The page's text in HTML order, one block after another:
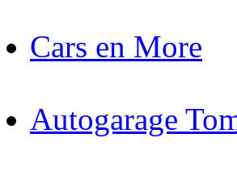
Cars en More
Autogarage